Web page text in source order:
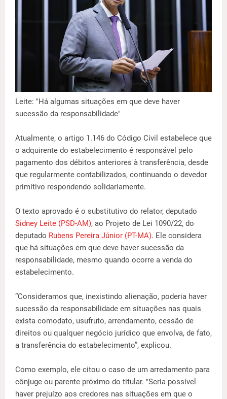
Leite: "Há algumas situações em que deve haver
sucessão da responsabilidade"
Atualmente, o artigo 1.146 do Código Civil estabelece que
o adquirente do estabelecimento é responsável pelo
pagamento dos débitos anteriores à transferência, desde
que regularmente contabilizados, continuando o devedor
primitivo respondendo solidariamente.
O texto aprovado é o substitutivo do relator, deputado
Sidney Leite (PSD-AM), ao Projeto de Lei 1090/22, do
deputado Rubens Pereira Júnior (PT-MA). Ele considera
que há situações em que deve haver sucessão da
responsabilidade, mesmo quando ocorre a venda do
estabelecimento.
“Consideramos que, inexistindo alienação, poderia haver
sucessão da responsabilidade em situações nas quais
exista comodato, usufruto, arrendamento, cessão de
direitos ou qualquer negócio jurídico que envolva, de fato,
a transferência do estabelecimento”, explicou.
Como exemplo, ele citou o caso de um arredamento para
cônjuge ou parente próximo do titular. "Seria possível
haver prejuízo aos credores nas situações em que o